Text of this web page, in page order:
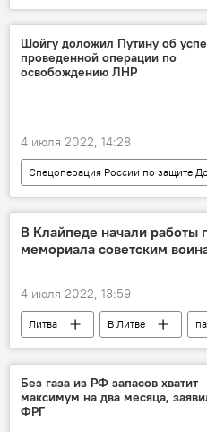
В Литве
грузоперевозки
перевозчики
Экономика
Россия
Калининград
Шойгу доложил Путину об
проведенной операции по
освобождению ЛНР
4 июля 2022, 14:28
Спецоперация России по защите
В мире
ЛНР
Россия
В Клайпеде начали работы
мемориала советским
4 июля 2022, 13:59
Литва В Литве
демонтаж
советский
Уничтожение советских памятников
Без газа из РФ запасов хватит
максимум на два месяца,
ФРГ